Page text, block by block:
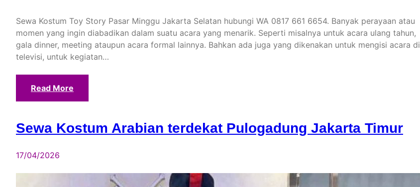
Sewa Kostum Toy Story Pasar Minggu Jakarta Selatan hubungi WA 0817 661 6654. Banyak perayaan atau
momen yang ingin diabadikan dalam suatu acara yang menarik. Seperti misalnya untuk acara ulang tahun,
gala dinner, meeting ataupun acara formal lainnya. Bahkan ada juga yang dikenakan untuk mengisi acara di
televisi, untuk kegiatan…
Read More
Sewa Kostum Arabian terdekat Pulogadung Jakarta Timur
17/04/2026